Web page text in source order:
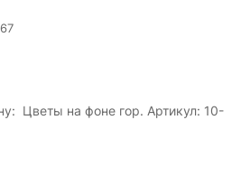
Цветы на фоне гор. Артикул: 10-